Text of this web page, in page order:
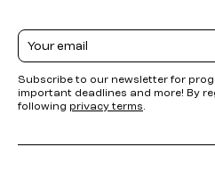
Email
Subscribe to our newsletter for
important deadlines and more! By
following privacy terms